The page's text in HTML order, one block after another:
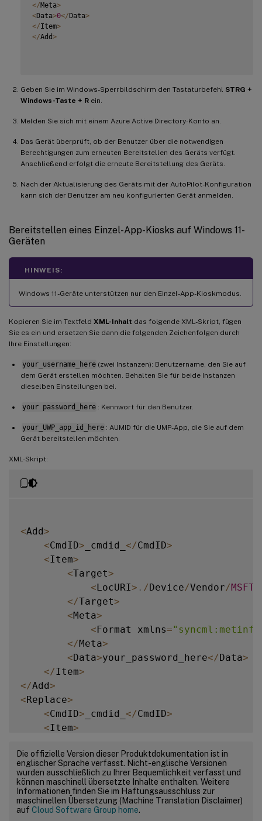
</Meta>
<Data>0</Data>
</Item>
</Add>
Geben Sie im Windows-Sperrbildschirm den Tastaturbefehl STRG +
Windows-Taste + R ein.
Melden Sie sich mit einem Azure Active Directory-Konto an.
Das Gerät überprüft, ob der Benutzer über die notwendigen
Berechtigungen zum erneuten Bereitstellen des Geräts verfügt.
Anschließend erfolgt die erneute Bereitstellung des Geräts.
Nach der Aktualisierung des Geräts mit der AutoPilot-Konfiguration
kann sich der Benutzer am neu konfigurierten Gerät anmelden.
Bereitstellen eines Einzel-App-Kiosks auf Windows 11-
Geräten
HINWEIS:
Windows 11-Geräte unterstützen nur den Einzel-App-Kioskmodus.
Kopieren Sie im Textfeld XML-Inhalt das folgende XML-Skript, fügen
Sie es ein und ersetzen Sie dann die folgenden Zeichenfolgen durch
Ihre Einstellungen:
your_username_here (zwei Instanzen): Benutzername, den Sie auf
dem Gerät erstellen möchten. Behalten Sie für beide Instanzen
dieselben Einstellungen bei.
your password_here : Kennwort für den Benutzer.
your_UWP_app_id_here : AUMID für die UMP-App, die Sie auf dem
Gerät bereitstellen möchten.
XML-Skript:
<Add>
<CmdID> _cmdid_ </CmdID>
<Item>
<Target>
<LocURI> . /Device/Vendor/MSFT
</Target>
<Meta>
<Format xmlns="syncml:metinf"
</Meta>
<Data>your_password_here</Data>
</Item>
</Add>
<Replace>
<CmdID> _cmdid_ </CmdID>
<Item>
<LocURI>./Device/Vendor/
</Target>
<Meta>
<Format xmlns="syncml:metinf"
</Meta>
Die offizielle Version dieser Produktdokumentation ist in
englischer Sprache verfasst. Nicht-englische Versionen
wurden ausschließlich zu Ihrer Bequemlichkeit verfasst und
können maschinell übersetzte Inhalte enthalten. Weitere
Informationen finden Sie im Haftungsausschluss zur
maschinellen Übersetzung (Machine Translation Disclaimer)
auf Cloud Software Group home.